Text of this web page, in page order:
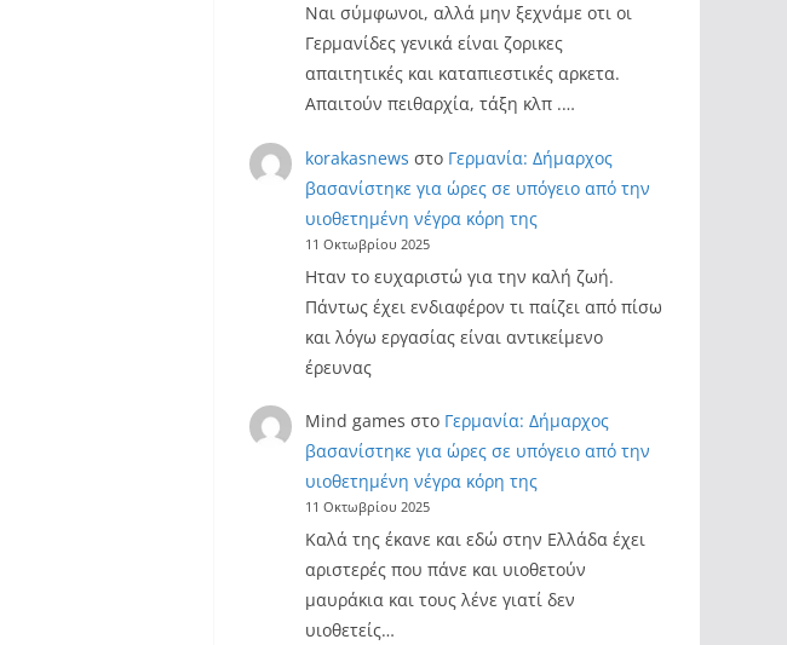
Ναι σύμφωνοι, αλλά μην ξεχνάμε οτι οι
Γερμανίδες γενικά είναι ζορικες
απαιτητικές και καταπιεστικές αρκετα.
Απαιτούν πειθαρχία, τάξη κλπ .…
korakasnews στο Γερμανία: Δήμαρχος
βασανίστηκε για ώρες σε υπόγειο από την
υιοθετημένη νέγρα κόρη της
11 Οκτωβρίου 2025
Ηταν το ευχαριστώ για την καλή ζωή.
Πάντως έχει ενδιαφέρον τι παίζει από πίσω
και λόγω εργασίας είναι αντικείμενο
έρευνας
Mind games στο Γερμανία: Δήμαρχος
βασανίστηκε για ώρες σε υπόγειο από την
υιοθετημένη νέγρα κόρη της
11 Οκτωβρίου 2025
Καλά της έκανε και εδώ στην Ελλάδα έχει
αριστερές που πάνε και υιοθετούν
μαυράκια και τους λένε γιατί δεν
υιοθετείς…